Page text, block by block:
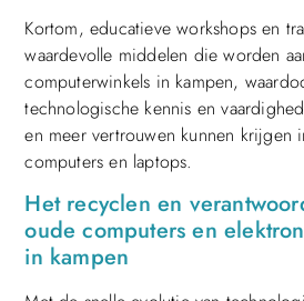
Kortom, educatieve workshops en
waardevolle middelen die worden
computerwinkels in kampen,
technologische kennis en
en meer vertrouwen kunnen krijgen
computers en laptops.
Het recyclen en
oude computers en
in kampen